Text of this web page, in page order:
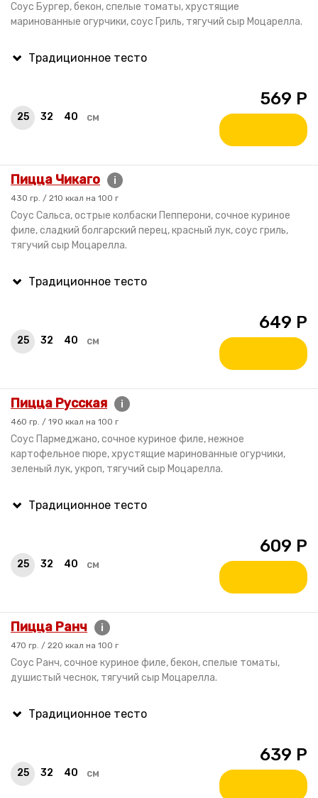
Соус Бургер, бекон, спелые томаты, хрустящие
маринованные огурчики, соус Гриль, тягучий сыр Моцарелла.
25 32 40 см
569 Р
Пицца Чикаго i
430 гр. / 210 ккал на 100 г
Соус Сальса, острые колбаски Пепперони, сочное куриное
филе, сладкий болгарский перец, красный лук, соус гриль,
тягучий сыр Моцарелла.
25 32 40 см
649 Р
Пицца Русская i
460 гр. / 190 ккал на 100 г
Соус Пармеджано, сочное куриное филе, нежное
картофельное пюре, хрустящие маринованные огурчики,
зеленый лук, укроп, тягучий сыр Моцарелла.
25 32 40 см
609 Р
Пицца Ранч i
470 гр. / 220 ккал на 100 г
Соус Ранч, сочное куриное филе, бекон, спелые томаты,
душистый чеснок, тягучий сыр Моцарелла.
25 32 40 см
639 Р